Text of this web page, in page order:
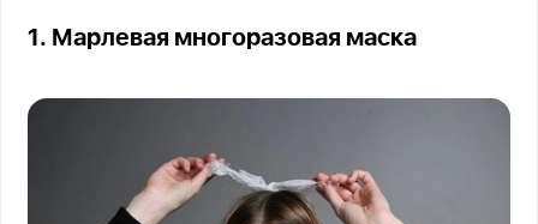
1. Марлевая многоразовая маска